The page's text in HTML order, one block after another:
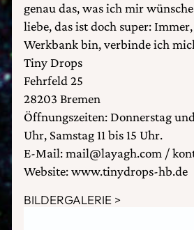
genau das, was ich mir
liebe, das ist doch super:
Werkbank bin, verbinde ich
Tiny Drops
Fehrfeld 25
28203 Bremen
Öffnungszeiten: Donnerstag
Uhr, Samstag 11 bis 15 Uhr.
E-Mail: mail@layagh.com /
Website: www.tinydrops-hb.de
BILDERGALERIE